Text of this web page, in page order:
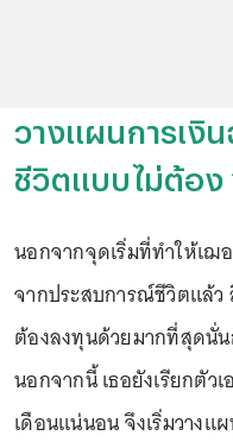
วางแผนการเงิ
ชีวิตแบบไม่ต้อง
นอกจากจุดเริ่มที่ทำให้เฌ
จากประสบการณ์ชีวิตแล้ว
ต้องลงทุนด้วยมากที่สุดนั่
นอกจากนี้ เธอยังเรียกตัว
เดือนแน่นอน จึงเริ่มวางแ